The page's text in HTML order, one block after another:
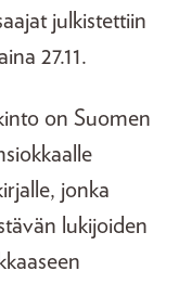
julkistettiin
27.11.
on Suomen
jonka
lukijoiden